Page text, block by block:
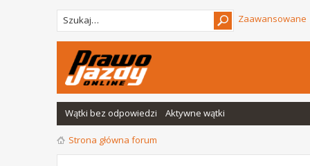
Zaawansowane
Wątki bez odpowiedzi Aktywne wątki
Strona główna forum